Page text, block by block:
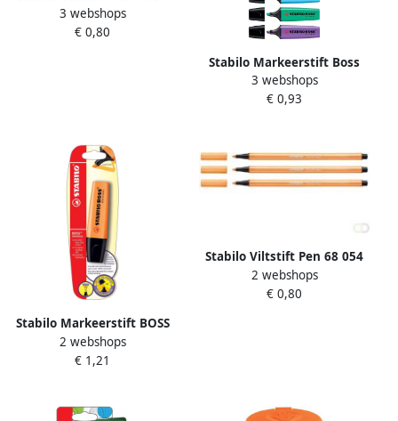
medium oranje
3 webshops
€ 0,80
Stabilo Markeerstift Boss
Original 70 54 oranje
3 webshops
€ 0,93
Stabilo Markeerstift BOSS
Original B-10141 oranje
blisterà 1 stuk
2 webshops
€ 1,21
Stabilo Viltstift Pen 68 054
medium neon oranje
2 webshops
€ 0,80